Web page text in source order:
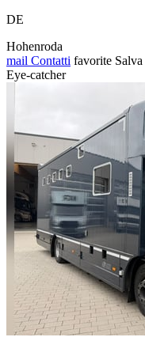
DE
Hohenroda
mail Contatti favorite Salva
Eye-catcher